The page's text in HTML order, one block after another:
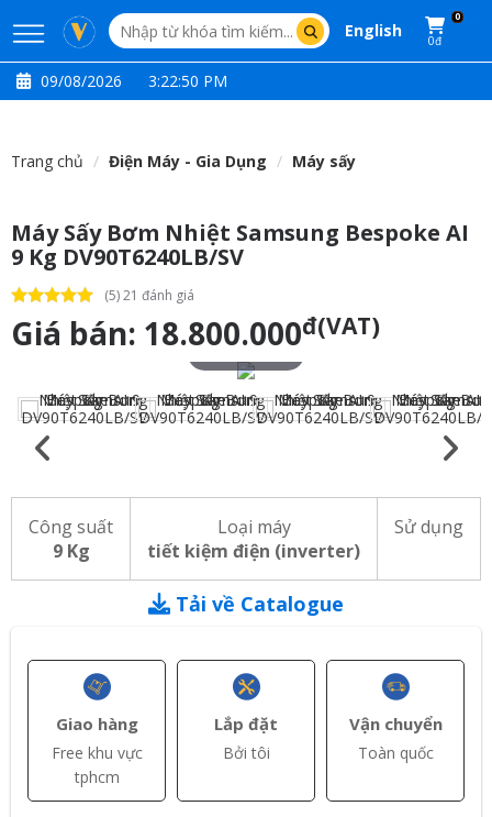
English
0
0đ
09/08/2026 3:22:51 PM
Trang chủ Điện Máy - Gia Dụng Máy sấy
Máy Sấy Bơm Nhiệt Samsung Bespoke AI
9 Kg DV90T6240LB/SV
(5) 21 đánh giá
Giá bán: 18.800.000đ(VAT)
Công suất
9 Kg
Loại máy
tiết kiệm điện (inverter)
Sử dụng
Tải về Catalogue
Giao hàng
Free khu vực
tphcm
Lắp đặt
Bởi tôi
Vận chuyển
Toàn quốc